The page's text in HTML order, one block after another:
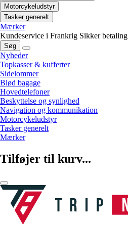
Motorcykeludstyr
Tasker generelt
Mærker
Kundeservice i Frankrig Sikker betaling
Søg
Nyheder
Topkasser & kufferter
Sidelommer
Blød bagage
Hovedtelefoner
Beskyttelse og synlighed
Navigation og kommunikation
Motorcykeludstyr
Tasker generelt
Mærker
Tilføjer til kurv...